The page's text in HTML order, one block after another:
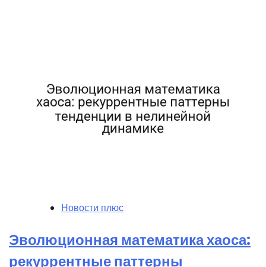
Новости плюс
Эволюционная математика хаоса:
рекуррентные паттерны